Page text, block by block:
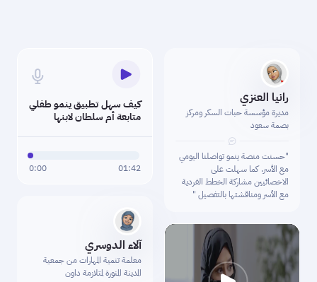
كيف سهل تطبيق ينمو طفلي
متابعة أم سلطان لابنها
01:42
0:00
آلاء الدوسري
معلمة تنمية المهارات من جمعية
المدينة المنورة لمتلازمة داون
رانيا العنزي
مديرة مؤسسة حبات السكر ومركز
بصمة سعود
"حسنت منصة ينمو تواصلنا اليومي
مع الأسر. كما سهلت على
الاخصائيين مشاركة الخطط الفردية
مع الأسر ومناقشتها بالتفصيل "